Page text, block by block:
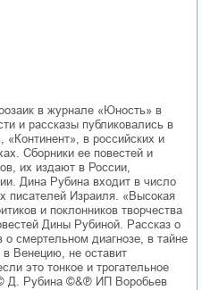
в журнале «Юность» в
и рассказы публиковались в
в российских и
Сборники ее повестей и
их издают в России,
Дина Рубина входит в число
писателей Израиля. «Высокая
и поклонников творчества
Дины Рубиной. Рассказ о
смертельном диагнозе, в тайне
в Венецию, не оставит
это тонкое и трогательное
© Д. Рубина ©&℗ ИП Воробьев